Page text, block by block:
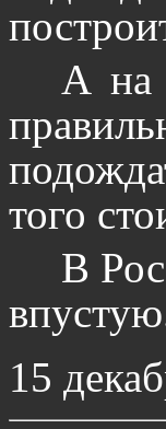
А на
того
В
15